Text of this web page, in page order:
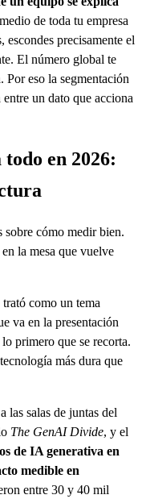
de toda tu empresa
escondes precisamente el
El número global te
eso la segmentación
un dato que acciona
en 2026:
sobre cómo medir bien.
la mesa que vuelve
como un tema
va en la presentación
primero que se recorta.
más dura que
las salas de juntas del
The GenAI Divide, y el
de IA generativa en
medible en
entre 30 y 40 mil